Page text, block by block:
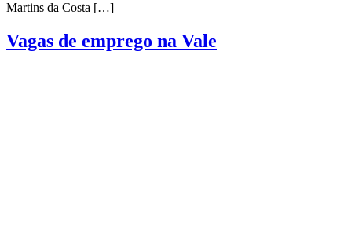
Martins da Costa […]
Vagas de emprego na Vale